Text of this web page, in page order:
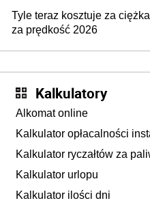
Tyle teraz kosztuje za
za prędkość 2026
Kalkulatory
Alkomat online
Kalkulator opłacalności
Kalkulator ryczałtów za
Kalkulator urlopu
Kalkulator ilości dni